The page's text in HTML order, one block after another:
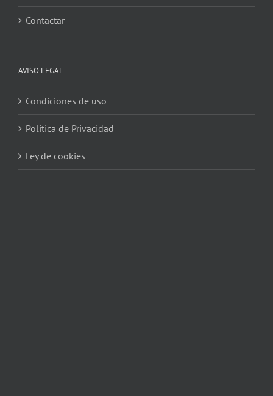
Contactar
AVISO LEGAL
Condiciones de uso
Política de Privacidad
Ley de cookies